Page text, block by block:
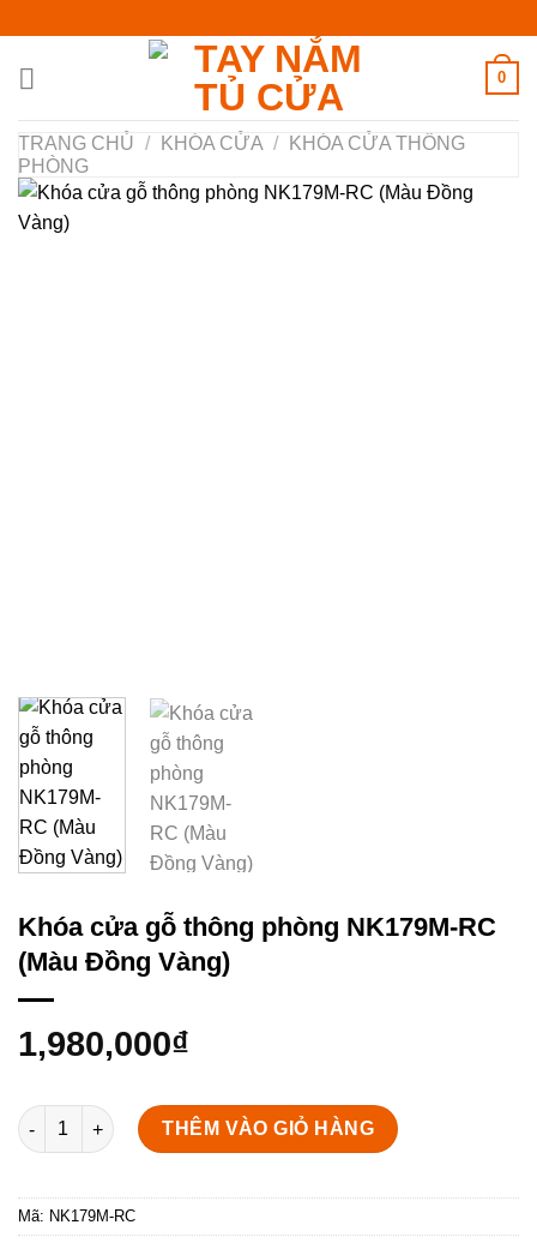
nội
0
TRANG CHỦ / KHÓA CỬA /
KHÓA CỬA THÔNG
PHÒNG
Khóa cửa gỗ thông phòng NK179M-RC
(Màu Đồng Vàng)
1,980,000₫
Khóa cửa gỗ thông phòng NK179M-RC (Màu Đồng Vàng) số
THÊM VÀO GIỎ HÀNG
Mã: NK179M-RC